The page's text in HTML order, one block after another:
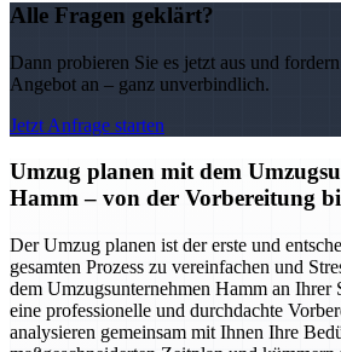
Alle Fragen geklärt?
Dann probieren Sie es jetzt aus und
Angebot an – ganz unverbindlich.
Jetzt Anfrage starten
Umzug planen mit dem
Hamm – von der Vorbereitung
Der Umzug planen ist der erste und
gesamten Prozess zu vereinfachen und
dem Umzugsunternehmen Hamm an Ihrer
eine professionelle und durchdachte
analysieren gemeinsam mit Ihnen Ihre